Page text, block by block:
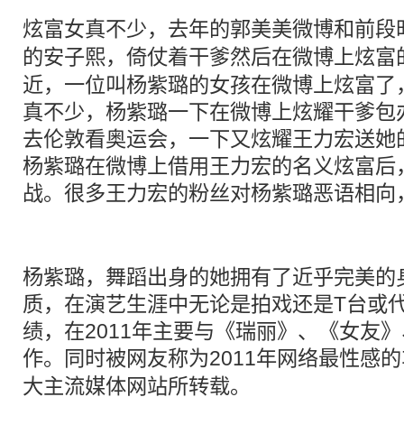
炫富女真不少，去年的郭美美微博和前
的安子熙，倚仗着干爹然后在微博上炫富
近，一位叫杨紫璐的女孩在微博上炫富
真不少，杨紫璐一下在微博上炫耀干爹
去伦敦看奥运会，一下又炫耀王力宏送
杨紫璐在微博上借用王力宏的名义炫富
战。很多王力宏的粉丝对杨紫璐恶语相向
杨紫璐，舞蹈出身的她拥有了近乎完美
质，在演艺生涯中无论是拍戏还是T台或
绩，在2011年主要与《瑞丽》、《女友
作。同时被网友称为2011年网络最性感的
大主流媒体网站所转载。